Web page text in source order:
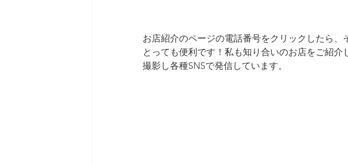
お店紹介のページの電話番号をクリックしたら、
とっても便利です！私も知り合いのお店をご紹
撮影し各種SNSで発信しています。